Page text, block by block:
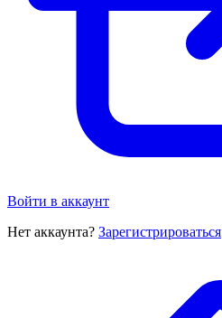
Войти в аккаунт
Нет аккаунта? Зарегистрироваться